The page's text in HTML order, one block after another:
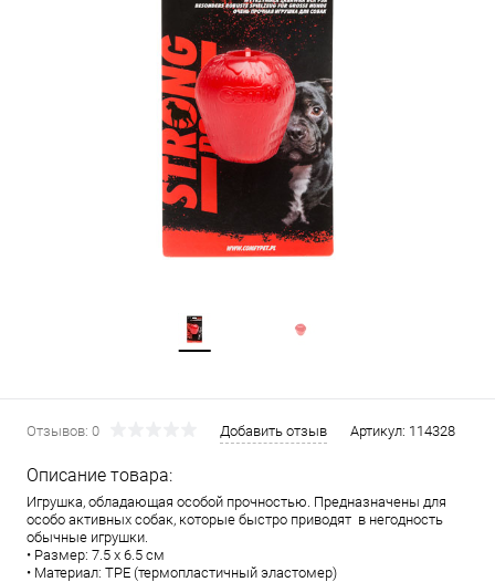
Отзывов: 0 Добавить отзыв Артикул: 114328
Описание товара:
Игрушка, обладающая особой прочностью. Предназначены для
особо активных собак, которые быстро приводят в негодность
обычные игрушки.
• Размер: 7.5 х 6.5 см
• Материал: TPE (термопластичный эластомер)